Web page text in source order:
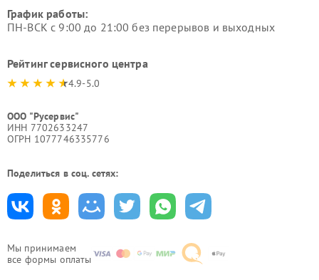
Мы принимаем
все формы оплаты
График работы:
ПН-ВСК с 9:00 до 21:00 без перерывов и выходных
Рейтинг сервисного центра
4.9-5.0
ООО "Русервис"
ИНН 7702633247
ОГРН 1077746335776
Поделиться в соц. сетях: